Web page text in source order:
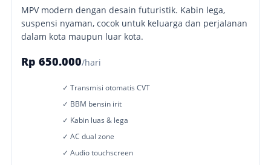
MPV modern dengan desain futuristik. Kabin lega,
suspensi nyaman, cocok untuk keluarga dan perjalanan
dalam kota maupun luar kota.
Rp 650.000/hari
✓ Transmisi otomatis CVT
✓ BBM bensin irit
✓ Kabin luas & lega
✓ AC dual zone
✓ Audio touchscreen